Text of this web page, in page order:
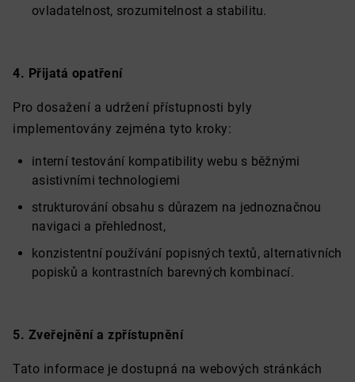
ovladatelnost, srozumitelnost a stabilitu.
4. Přijatá opatření
Pro dosažení a udržení přístupnosti byly
implementovány zejména tyto kroky:
interní testování kompatibility webu s běžnými
asistivními technologiemi
strukturování obsahu s důrazem na jednoznačnou
navigaci a přehlednost,
konzistentní používání popisných textů, alternativních
popisků a kontrastních barevných kombinací.
5. Zveřejnění a zpřístupnění
Tato informace je dostupná na webových stránkách